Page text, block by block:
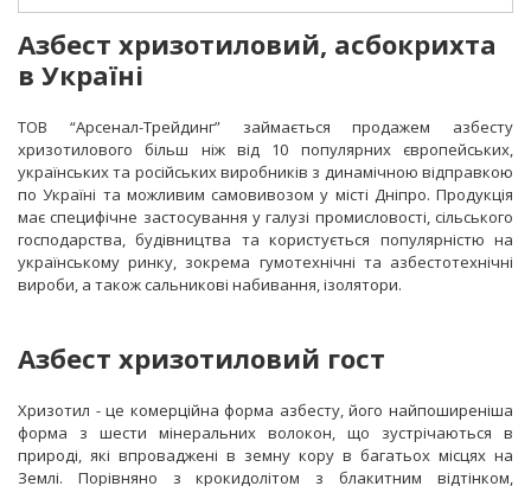
Азбест хризотиловий, асбокрихта
в Україні
ТОВ “Арсенал-Трейдинг” займається продажем азбесту
хризотилового більш ніж від 10 популярних європейських,
українських та російських виробників з динамічною відправкою
по Україні та можливим самовивозом у місті Дніпро. Продукція
має специфічне застосування у галузі промисловості, сільського
господарства, будівництва та користується популярністю на
українському ринку, зокрема гумотехнічні та азбестотехнічні
вироби, а також сальникові набивання, ізолятори.
Азбест хризотиловий гост
Хризотил - це комерційна форма азбесту, його найпоширеніша
форма з шести мінеральних волокон, що зустрічаються в
природі, які впроваджені в земну кору в багатьох місцях на
Землі. Порівняно з крокидолітом з блакитним відтінком,